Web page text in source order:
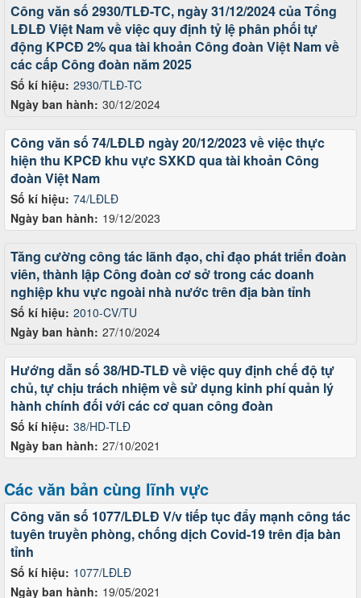
Số kí hiệu: 2930/TLĐ-TC
Ngày ban hành: 30/12/2024
Công văn số 2930/TLĐ-TC, ngày 31/12/2024 của Tổng
LĐLĐ Việt Nam về việc quy định tỷ lệ phân phối tự
động KPCĐ 2% qua tài khoản Công đoàn Việt Nam về
các cấp Công đoàn năm 2025
Số kí hiệu: 74/LĐLĐ
Ngày ban hành: 19/12/2023
Công văn số 74/LĐLĐ ngày 20/12/2023 về việc thực
hiện thu KPCĐ khu vực SXKD qua tài khoản Công
đoàn Việt Nam
Số kí hiệu: 2010-CV/TU
Ngày ban hành: 27/10/2024
Tăng cường công tác lãnh đạo, chỉ đạo phát triển đoàn
viên, thành lập Công đoàn cơ sở trong các doanh
nghiệp khu vực ngoài nhà nước trên địa bàn tỉnh
Số kí hiệu: 38/HD-TLĐ
Ngày ban hành: 27/10/2021
Hướng dẫn số 38/HD-TLĐ về việc quy định chế độ tự
chủ, tự chịu trách nhiệm về sử dụng kinh phí quản lý
hành chính đối với các cơ quan công đoàn
Các văn bản cùng lĩnh vực
Số kí hiệu: 1077/LĐLĐ
Ngày ban hành: 19/05/2021
Công văn số 1077/LĐLĐ V/v tiếp tục đẩy mạnh công tác
tuyên truyền phòng, chống dịch Covid-19 trên địa bàn
tỉnh